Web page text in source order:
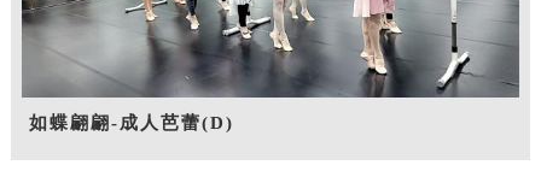
如蝶翩翩-成人芭蕾(D)